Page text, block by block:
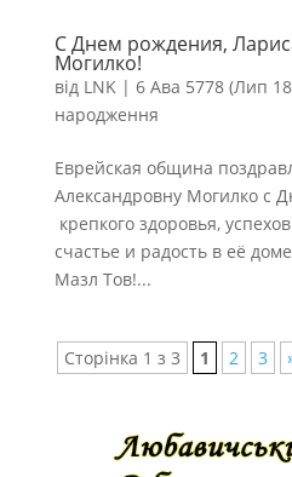
С Днем рождения,
Могилко!
від LNK| 6 Ава 5778 (Лип
народження
Еврейская община
Александровну Могилко с
крепкого здоровья,
счастье и радость в её
Мазл Тов!...
Сторінка 1 з 3 1 2 3